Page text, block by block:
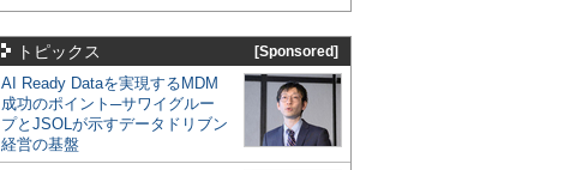
トピックス [Sponsored]
AI Ready Dataを実現するMDM
成功のポイント─サワイグルー
プとJSOLが示すデータドリブン
経営の基盤